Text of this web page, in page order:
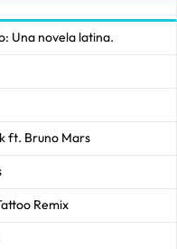
Una novela latina.
ft. Bruno Mars
Remix